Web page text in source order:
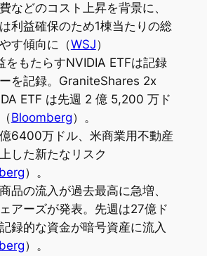
などのコスト上昇を背景に、
利益確保のため1棟当たりの総
す傾向に（WSJ）
をもたらすNVIDIA ETFは記録
を記録。GraniteShares 2x
ETF は先週 2 億 5,200 万ド
Bloomberg）。
6400万ドル、米商業用不動産
した新たなリスク
）。
品の流入が過去最高に急増、
アーズが発表。先週は27億ド
録的な資金が暗号資産に流入
）。